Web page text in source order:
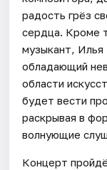
радость грёз
сердца. Кроме
музыкант, Илья
обладающий
области
будет вести
раскрывая в
волнующие
Концерт